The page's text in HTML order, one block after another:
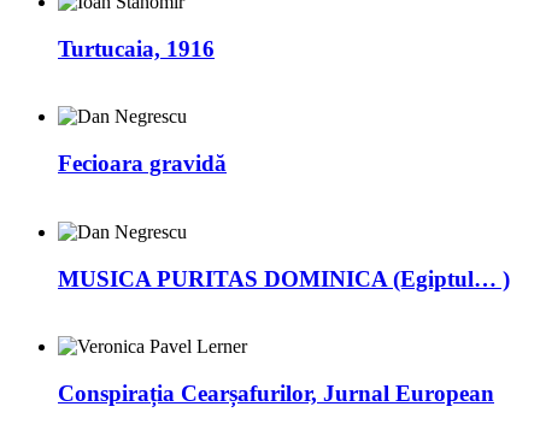
Turtucaia, 1916
Fecioara gravidă
MUSICA PURITAS DOMINICA (Egiptul… )
Conspirația Cearșafurilor, Jurnal European